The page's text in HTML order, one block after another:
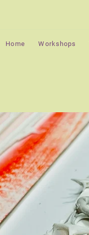
Home Workshops